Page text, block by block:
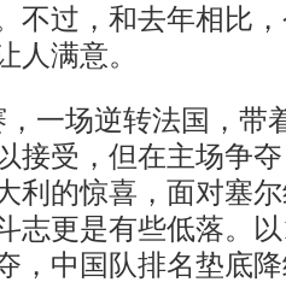
不过，和去年相比
人满意。
场逆转法国，带
接受，但在主场争
利的惊喜，面对塞
志更是有些低落。
，中国队排名垫底